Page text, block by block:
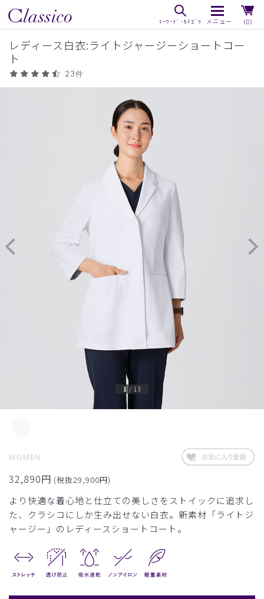
（0）
レディース白衣:ライトジャージーショートコー
ト
23件
1 / 13
WOMEN
32,890円 (税抜29,900円)
より快適な着心地と仕立ての美しさをストイックに追求し
た、クラシコにしか生み出せない白衣。新素材「ライトジ
ャージー」のレディースショートコート。